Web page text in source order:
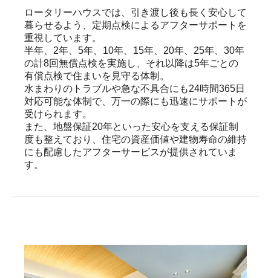
ロータリーハウスでは、引き渡し後も長く安心して
暮らせるよう、定期点検によるアフターサポートを
重視しています。
半年、2年、5年、10年、15年、20年、25年、30年
の計8回無償点検を実施し、それ以降は5年ごとの
有償点検で住まいを見守る体制。
水まわりのトラブルや急な不具合にも24時間365日
対応可能な体制で、万一の際にも迅速にサポートが
受けられます。
また、地盤保証20年といった安心を支える保証制
度も整えており、住宅の資産価値や建物寿命の維持
にも配慮したアフターサービスが提供されていま
す。